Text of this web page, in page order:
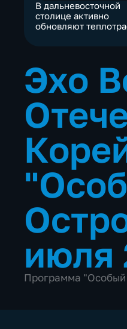
В дальневосточной
столице активно
обновляют
Эхо
июля
Программа "Особый